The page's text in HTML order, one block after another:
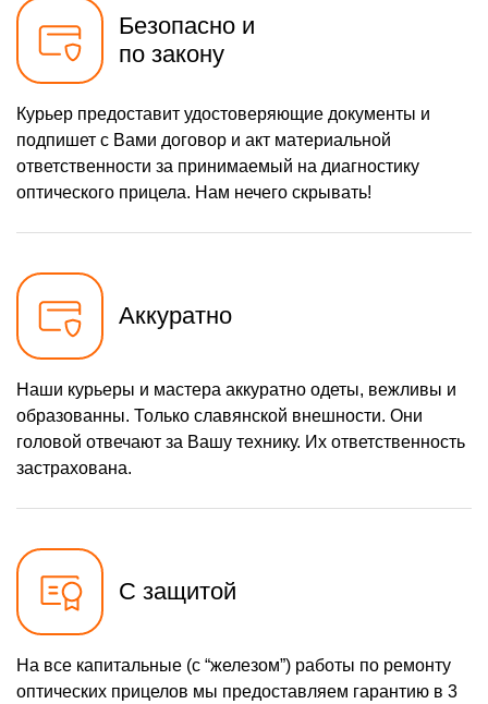
Безопасно и
по закону
Курьер предоставит удостоверяющие документы и
подпишет с Вами договор и акт материальной
ответственности за принимаемый на диагностику
оптического прицела. Нам нечего скрывать!
Аккуратно
Наши курьеры и мастера аккуратно одеты, вежливы и
образованны. Только славянской внешности. Они
головой отвечают за Вашу технику. Их ответственность
застрахована.
С защитой
На все капитальные (с “железом”) работы по ремонту
оптических прицелов мы предоставляем гарантию в 3